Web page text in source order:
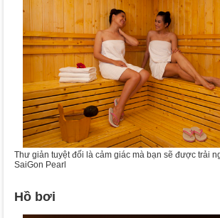
Thư giản tuyệt đối là cảm giác mà bạn sẽ được trải
SaiGon Pearl
Hồ bơi